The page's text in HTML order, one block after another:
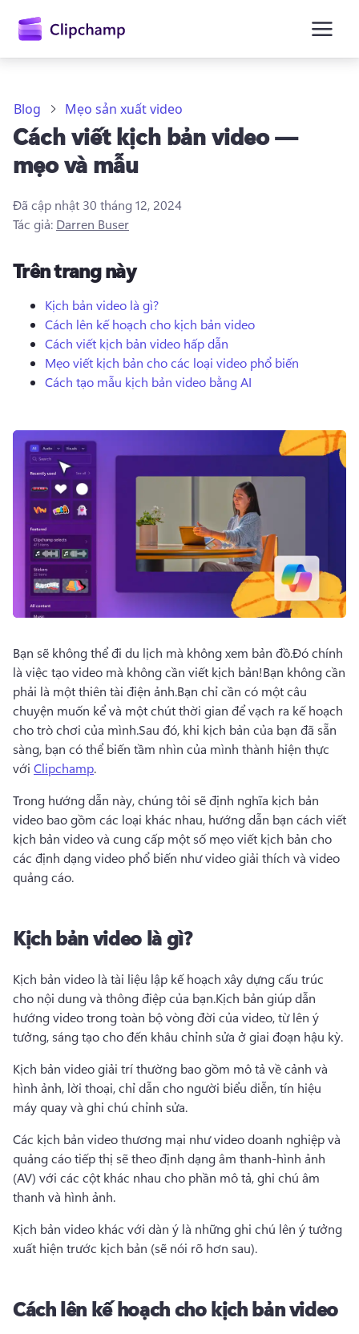
dung
chính
Đăng nhập
Dùng thử miễn phí
Blog Mẹo sản xuất video
Cách viết kịch bản video —
mẹo và mẫu
Đã cập nhật 30 tháng 12, 2024
Tác giả: Darren Buser
Trên trang này
Kịch bản video là gì?
Cách lên kế hoạch cho kịch bản video
Cách viết kịch bản video hấp dẫn
Mẹo viết kịch bản cho các loại video phổ biến
Cách tạo mẫu kịch bản video bằng AI
Bạn sẽ không thể đi du lịch mà không xem bản đồ.Đó chính
là việc tạo video mà không cần viết kịch bản!Bạn không cần
phải là một thiên tài điện ảnh.Bạn chỉ cần có một câu
chuyện muốn kể và một chút thời gian để vạch ra kế hoạch
cho trò chơi của mình.Sau đó, khi kịch bản của bạn đã sẵn
sàng, bạn có thể biến tầm nhìn của mình thành hiện thực
với Clipchamp.
Trong hướng dẫn này, chúng tôi sẽ định nghĩa kịch bản
video bao gồm các loại khác nhau, hướng dẫn bạn cách viết
kịch bản video và cung cấp một số mẹo viết kịch bản cho
các định dạng video phổ biến như video giải thích và video
quảng cáo.
Kịch bản video là gì?
Kịch bản video là tài liệu lập kế hoạch xây dựng cấu trúc
cho nội dung và thông điệp của bạn.Kịch bản giúp dẫn
hướng video trong toàn bộ vòng đời của video, từ lên ý
tưởng, sáng tạo cho đến khâu chỉnh sửa ở giai đoạn hậu kỳ.
Kịch bản video giải trí thường bao gồm mô tả về cảnh và
hình ảnh, lời thoại, chỉ dẫn cho người biểu diễn, tín hiệu
máy quay và ghi chú chỉnh sửa.
Các kịch bản video thương mại như video doanh nghiệp và
quảng cáo tiếp thị sẽ theo định dạng âm thanh-hình ảnh
(AV) với các cột khác nhau cho phần mô tả, ghi chú âm
thanh và hình ảnh.
Kịch bản video khác với dàn ý là những ghi chú lên ý tưởng
xuất hiện trước kịch bản (sẽ nói rõ hơn sau).
Cách lên kế hoạch cho kịch bản video